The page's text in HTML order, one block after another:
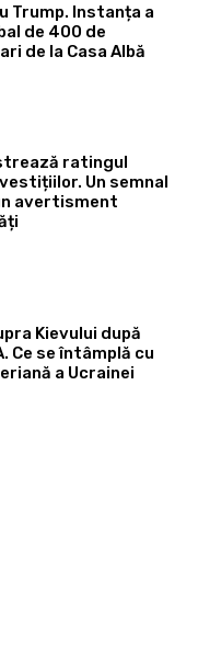
Trump. Instanța a
de 400 de
de la Casa Albă
ratingul
Un semnal
avertisment
Kievului după
Ce se întâmplă cu
a Ucrainei